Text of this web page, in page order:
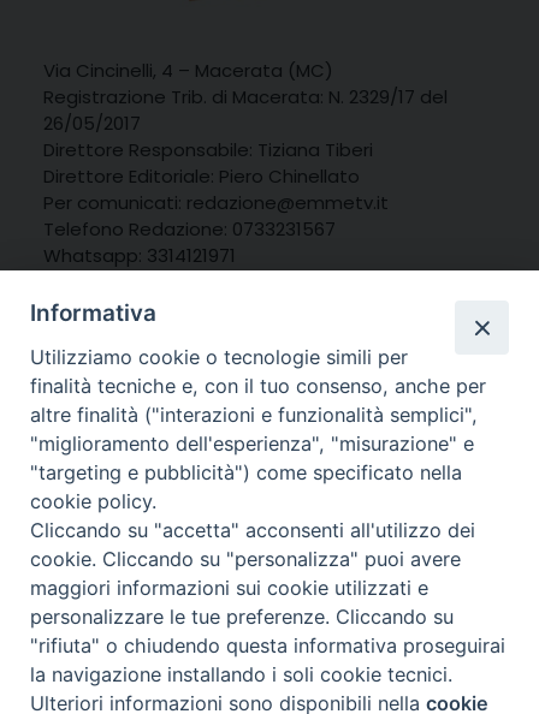
Via Cincinelli, 4 – Macerata (MC)
Registrazione Trib. di Macerata: N. 2329/17 del
26/05/2017
Direttore Responsabile: Tiziana Tiberi
Direttore Editoriale: Piero Chinellato
Per comunicati: redazione@emmetv.it
Telefono Redazione: 0733231567
Whatsapp: 3314121971
© 2025 MarcheMedia s.c. – Via Cincinelli 4 – 62100
Macerata
Partita IVA: 01337550436 | Informativa sulla Privacy
Preferenze Cookie
Informativa
Utilizziamo cookie o tecnologie simili per
finalità tecniche e, con il tuo consenso, anche per
altre finalità ("interazioni e funzionalità semplici",
"miglioramento dell'esperienza", "misurazione" e
"targeting e pubblicità") come specificato nella
cookie policy.
Cliccando su "accetta" acconsenti all'utilizzo dei
cookie. Cliccando su "personalizza" puoi avere
maggiori informazioni sui cookie utilizzati e
personalizzare le tue preferenze. Cliccando su
"rifiuta" o chiudendo questa informativa proseguirai
la navigazione installando i soli cookie tecnici.
Ulteriori informazioni sono disponibili nellacookie